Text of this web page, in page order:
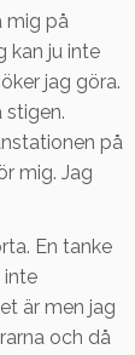
mig på
kan ju inte
jag göra.
stigen.
på
mig. Jag
En tanke
inte
är men jag
och då